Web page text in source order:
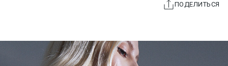
ПОДЕЛИТЬСЯ